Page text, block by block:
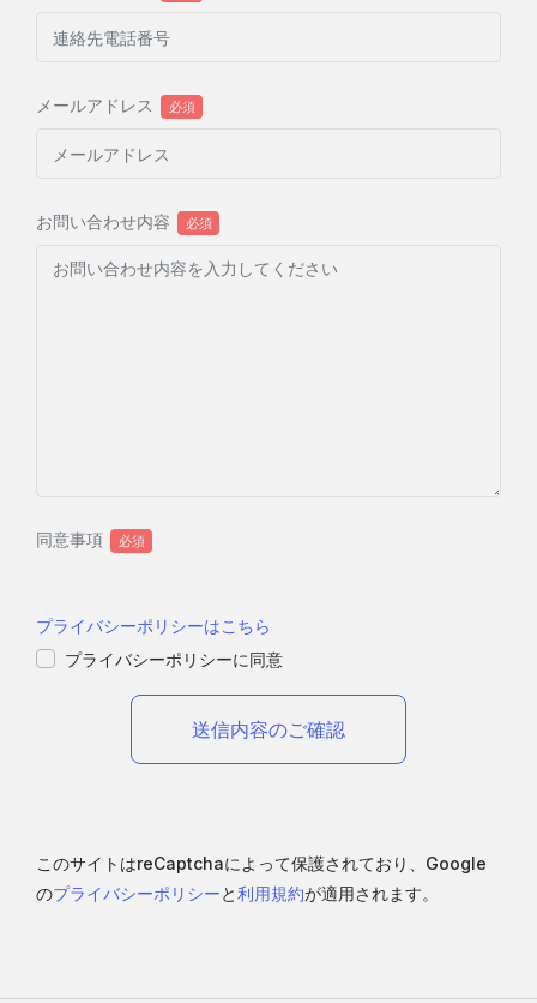
メールアドレス
お問い合わせ内容
同意事項
プライバシーポリシーはこちら
プライバシーポリシーに同意
このサイトはreCaptchaによって保護されており、 Google
のプライバシーポリシーと利用規約が適用されます。